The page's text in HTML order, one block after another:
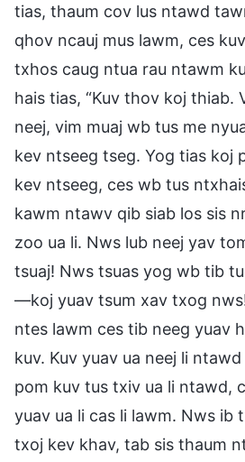
tias, thaum cov lus ntawd
qhov ncauj mus lawm, ces
txhos caug ntua rau ntawm
hais tias, “Kuv thov koj thiab.
neej, vim muaj wb tus me
kev ntseeg tseg. Yog tias koj
kev ntseeg, ces wb tus
kawm ntawv qib siab los sis
zoo ua li. Nws lub neej yav
tsuaj! Nws tsuas yog wb tib
—koj yuav tsum xav txog
ntes lawm ces tib neeg yuav
kuv. Kuv yuav ua neej li
pom kuv tus txiv ua li ntawd,
yuav ua li cas li lawm. Nws ib
txoj kev khav, tab sis thaum